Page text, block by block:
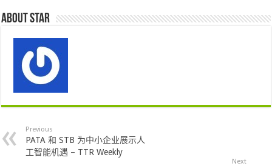
About star
Previous
PATA 和 STB 为中小企业展示人
工智能机遇 – TTR Weekly
Next